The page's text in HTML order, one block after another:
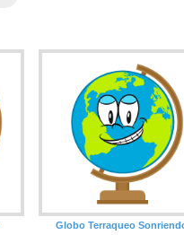
Globo Terraqueo